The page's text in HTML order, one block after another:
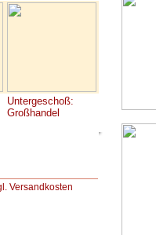
Untergeschoß:
Großhandel
Versandkosten